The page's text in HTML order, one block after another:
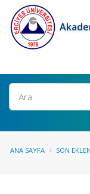
Ara
ANA SAYFA SON